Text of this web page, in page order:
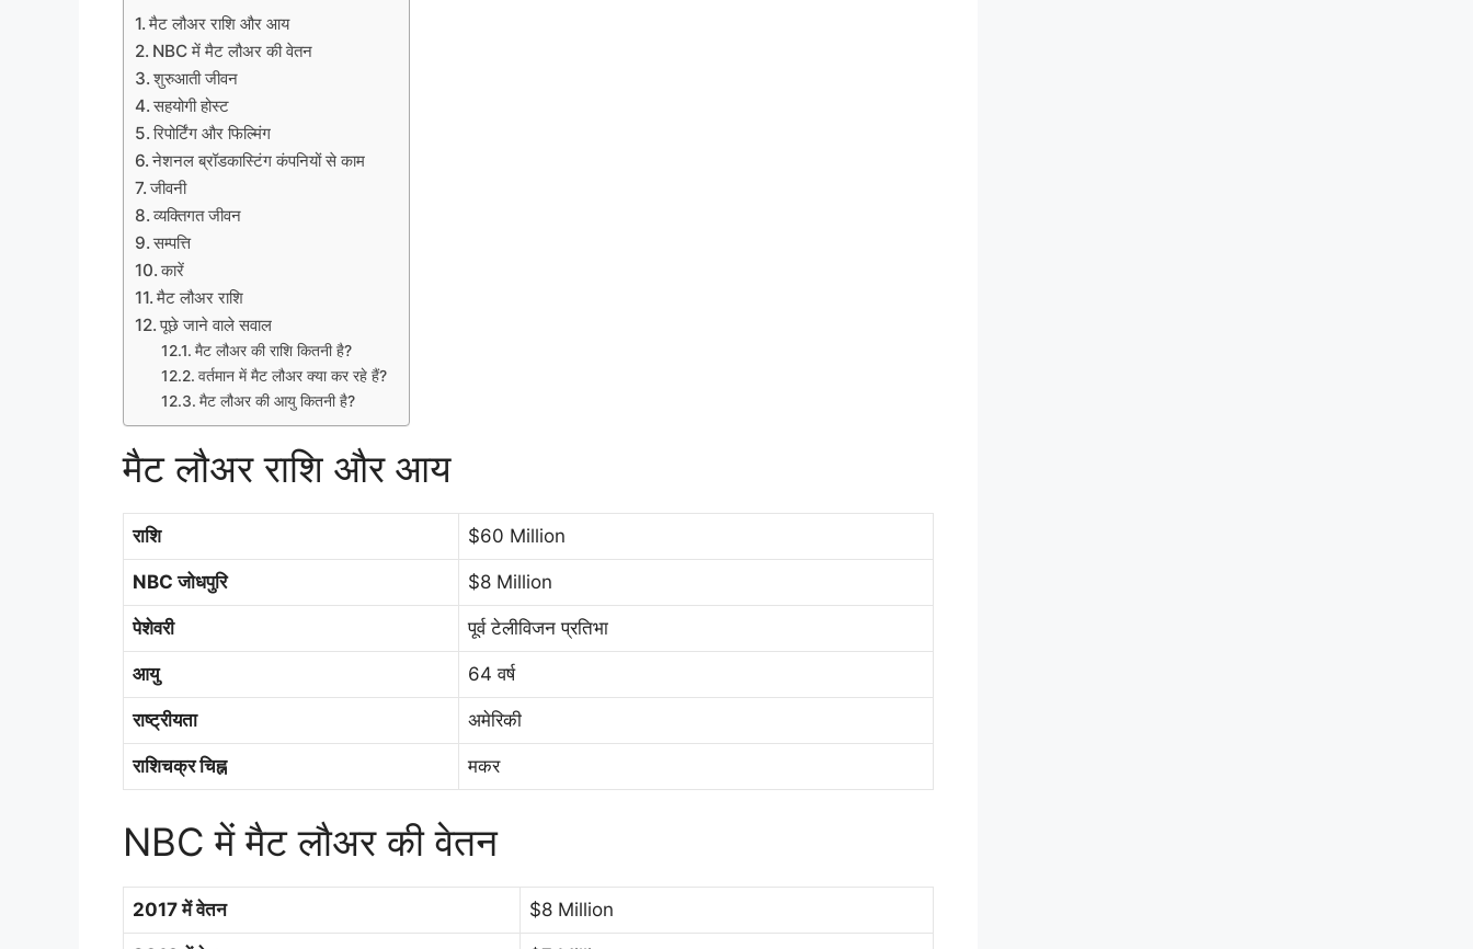
मैट लौअर राशि और आय
NBC में मैट लौअर की वेतन
शुरुआती जीवन
सहयोगी होस्ट
रिपोर्टिंग और फिल्मिंग
नेशनल ब्रॉडकास्टिंग कंपनियों से काम
जीवनी
व्यक्तिगत जीवन
सम्पत्ति
कारें
मैट लौअर राशि
पूछे जाने वाले सवाल
मैट लौअर की राशि कितनी है?
वर्तमान में मैट लौअर क्या कर रहे हैं?
मैट लौअर की आयु कितनी है?
मैट लौअर राशि और आय
राशि $60 Million
NBC जोधपुरि $8 Million
पेशेवरी पूर्व टेलीविजन प्रतिभा
आयु 64 वर्ष
राष्ट्रीयता अमेरिकी
राशिचक्र चिह्न मकर
NBC में मैट लौअर की वेतन
2017 में वेतन $8 Million